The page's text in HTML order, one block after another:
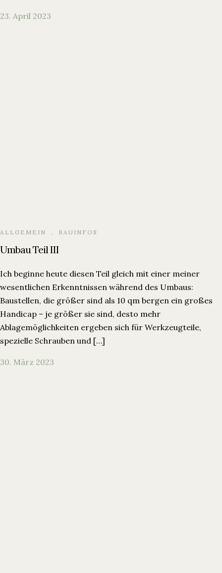
23. April 2023
ALLGEMEIN , BAUINFOS
Umbau Teil III
Ich beginne heute diesen Teil gleich mit einer meiner
wesentlichen Erkenntnissen während des Umbaus:
Baustellen, die größer sind als 10 qm bergen ein großes
Handicap – je größer sie sind, desto mehr
Ablagemöglichkeiten ergeben sich für Werkzeugteile,
spezielle Schrauben und […]
30. März 2023